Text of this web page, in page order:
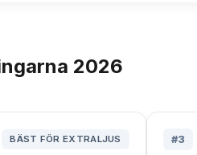
2026
BÄST FÖR EXTRALJUS #3